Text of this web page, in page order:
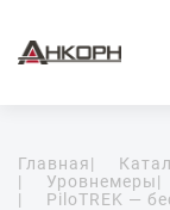
Главная|
|
Уровнемеры|
|
PiloTREK —